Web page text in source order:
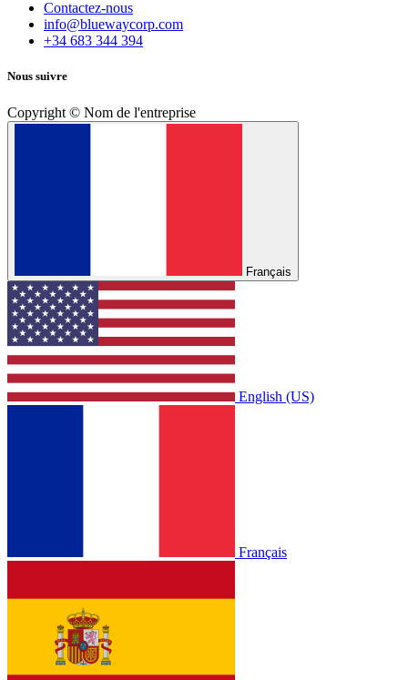
Contactez-nous
info@bluewaycorp.com
+34 683 344 394
Nous suivre
Copyright © Nom de l'entreprise
Français
English (US)
Français